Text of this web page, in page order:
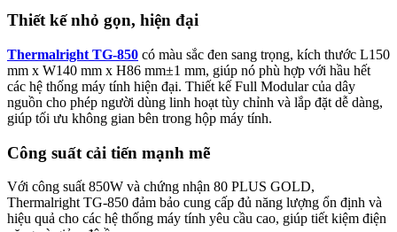
Thiết kế nhỏ gọn, hiện đại
Thermalright TG-850 có màu sắc đen sang trọng, kích thước L150
mm x W140 mm x H86 mm±1 mm, giúp nó phù hợp với hầu hết
các hệ thống máy tính hiện đại. Thiết kế Full Modular của dây
nguồn cho phép người dùng linh hoạt tùy chỉnh và lắp đặt dễ dàng,
giúp tối ưu không gian bên trong hộp máy tính.
Công suất cải tiến mạnh mẽ
Với công suất 850W và chứng nhận 80 PLUS GOLD,
Thermalright TG-850 đảm bảo cung cấp đủ năng lượng ổn định và
hiệu quả cho các hệ thống máy tính yêu cầu cao, giúp tiết kiệm điện